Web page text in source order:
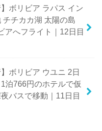
】ボリビア ラパス イン
チチカカ湖 太陽の島
アへフライト｜12日目
】ボリビア ウユニ 2日
泊766円のホテルで仮
バスで移動｜11日目